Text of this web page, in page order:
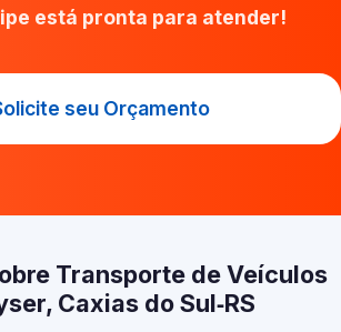
está pronta para atender!
seu Orçamento
Transporte de Veículos
Caxias do Sul‑RS